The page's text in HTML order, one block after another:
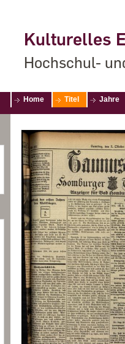
Kulturelles
Hochschul-
Home Titel Jahre